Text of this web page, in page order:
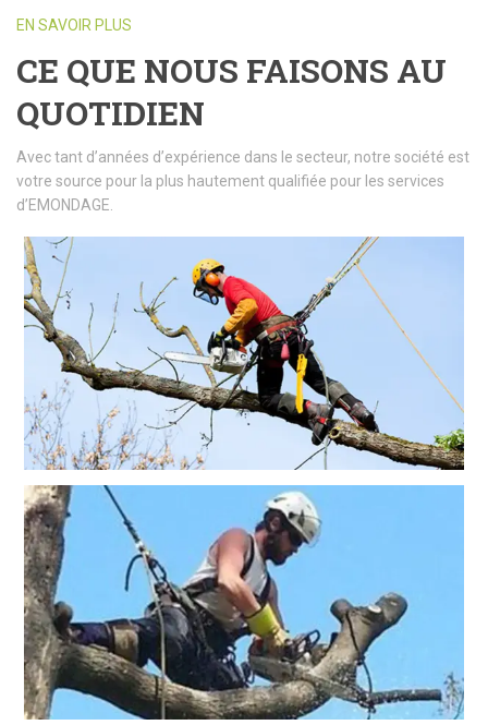
EN SAVOIR PLUS
CE QUE NOUS FAISONS AU
QUOTIDIEN
Avec tant d’années d’expérience dans le secteur, notre société est
votre source pour la plus hautement qualifiée pour les services
d’EMONDAGE.